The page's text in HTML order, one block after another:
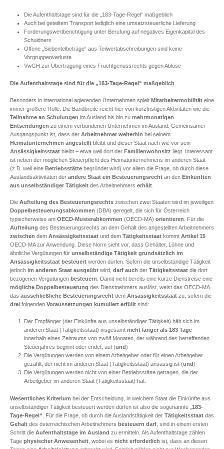
Die Aufenthaltstage sind für die „183-Tage-Regel“ maßgeblich
Auch bei geteiltem Transport lediglich eine umsatzsteuerliche Lieferung
Forderungswertberichtigung unter Berufung auf negatives Eigenkapital des
Schuldners
Offene „Siebentelbeträge“ aus Teilwertabschreibungen sind keine
Vorgruppenverluste
VwGH zur Übertragung eines Fruchtgenussrechts gegen Ablöse
Die Aufenthaltstage sind für die „183-Tage-Regel“ maßgeblich
Besonders in international agierenden Unternehmen spielt Mitarbeitermobilität eine
immer größere Rolle. Die Bandbreite reicht hier von kurzfristigen Aktivitäten wie die
Teilnahme an Schulungen im Ausland bis hin zu mehrmonatigen
Entsendungen zu einem verbundenen Unternehmen im Ausland. Gemeinsamer
Ausgangspunkt ist, dass der Arbeitnehmer weiterhin bei seinem
Heimatunternehmen angestellt bleibt und dieser Staat nach wie vor sein
Ansässigkeitsstaat bleibt – etwa weil dort der Familienwohnsitz liegt. Interessant
ist neben der möglichen Steuerpflicht des Heimatunternehmens im anderen Staat
(z.B. weil eine Betriebsstätte begründet wird) vor allem die Frage, ob durch diese
Auslandsaktivitäten der andere Staat ein Besteuerungsrecht an den Einkünften
aus unselbständiger Tätigkeit des Arbeitnehmers erhält
Die Aufteilung des Besteuerungsrechts zwischen zwei Staaten wird im jeweiligen
Doppelbesteuerungsabkommen (DBA) geregelt, die sich für Österreich
typischerweise am OECD-Musterabkommen (OECD-MA) orientieren . Für die
Aufteilung des Besteuerungsrechts an dem Gehalt des angestellten Arbeitnehmers
zwischen dem Ansässigkeitsstaat und dem Tätigkeitsstaat kommt Artikel 15
OECD-MA zur Anwendung. Diese Norm sieht vor, dass Gehälter, Löhne und
ähnliche Vergütungen für unselbständige Tätigkeit grundsätzlich im
Ansässigkeitsstaat besteuert werden dürfen. Sofern die unselbständige Tätigkeit
jedoch im anderen Staat ausgeübt wird, darf auch der Tätigkeitsstaat die dort
bezogenen Vergütungen besteuern . Damit nicht bereits eine kurze Dienstreise eine
mögliche Doppelbesteuerung des Dienstnehmers auslöst, weist das OECD-MA
das ausschließliche Besteuerungsrecht dem Ansässigkeitsstaat zu, sofern die
drei folgenden Voraussetzungen kumuliert erfüllt sind:
Der Empfänger (der Einkünfte aus unselbständiger Tätigkeit) hält sich im
anderen Staat (Tätigkeitsstaat) insgesamt nicht länger als 183 Tage
innerhalb eines Zeitraums von zwölf Monaten, der während des betreffenden
Steuerjahres beginnt oder endet, auf (und)
Die Vergütungen werden von einem Arbeitgeber oder für einen Arbeitgeber
gezahlt, der nicht im anderen Staat (Tätigkeitsstaat) ansässig ist (und)
Die Vergütungen werden nicht von einer Betriebsstätte getragen, die der
Arbeitgeber im anderen Staat (Tätigkeitsstaat) hat.
Wesentliches Kriterium bei der Entscheidung, in welchem Staat die Einkünfte aus
unselbständiger Tätigkeit besteuert werden dürfen ist also die sogenannte „ 183-
Tage-Regel“ . Für die Frage, ob durch die Auslandstätigkeit der Tätigkeitsstaat das
Gehalt des österreichischen Arbeitnehmers besteuern darf , sind in einem ersten
Schritt die Aufenthaltstage im Ausland zu ermitteln. Als Aufenthaltstage zählen
Tage physischer Anwesenheit , wobei es nicht erforderlich ist, dass an diesen